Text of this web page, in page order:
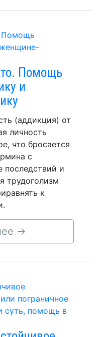
Помощь
и
(аддикция) от
личность
что бросается
с
последствий и
трудоголизм
к
→